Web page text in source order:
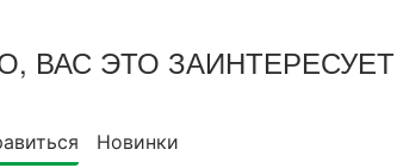
ВАС ЭТО ЗАИНТЕРЕСУЕТ
Новинки